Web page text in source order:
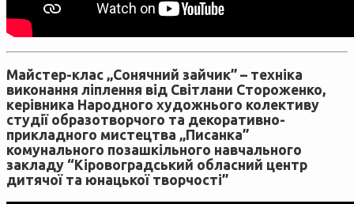
Майстер-клас „Сонячний зайчик” – техніка
виконання ліплення від Світлани Стороженко,
керівника Народного художнього колективу
студії образотворчого та декоративно-
прикладного мистецтва „Писанка”
комунального позашкільного навчального
закладу “Кіровоградський обласний центр
дитячої та юнацької творчості”